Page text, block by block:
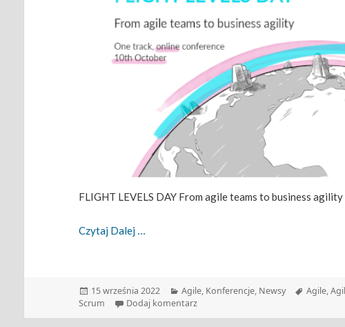
FLIGHT LEVELS DAY From agile teams to business
Czytaj Dalej
Data
publikacji
15 września 2022 Kategorie
Agile, Konferencje, Newsy Tagi
Agile,
Scrum
Dodaj komentarzdo Flight Levels Day już w